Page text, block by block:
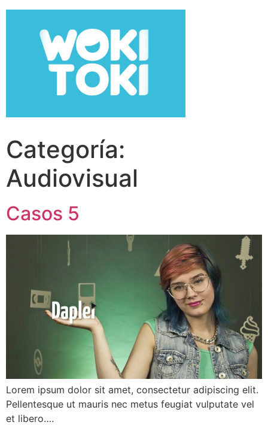
Categoría:
Audiovisual
Casos 5
Lorem ipsum dolor sit amet, consectetur adipiscing elit.
Pellentesque ut mauris nec metus feugiat vulputate vel
et libero….